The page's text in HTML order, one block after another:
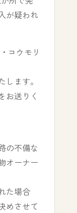
が疑われ
コウモリ
ます。
お送りく
の不備な
オーナー
た場合
めさせて